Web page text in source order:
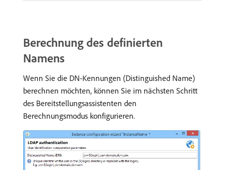
Berechnung des definierten
Namens
Wenn Sie die DN-Kennungen (Distinguished Name)
berechnen möchten, können Sie im nächsten Schritt
des Bereitstellungsassistenten den
Berechnungsmodus konfigurieren.